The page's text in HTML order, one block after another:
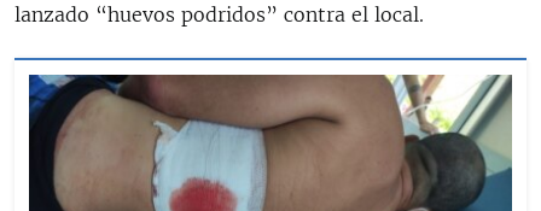
lanzado “huevos podridos” contra el local.